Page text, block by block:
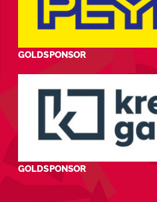
GOLDSPONSOR
GOLDSPONSOR